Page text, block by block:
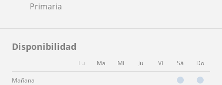
Primaria
Disponibilidad
Lu Ma Mi Ju Vi Sá Do
Mañana